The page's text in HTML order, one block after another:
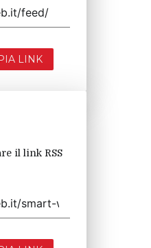
LINK
il link RSS